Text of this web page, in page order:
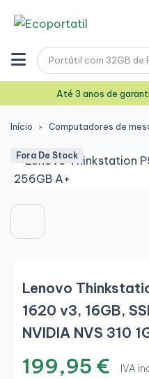
Até 3 anos de
Início Computadores de
Fora De Stock
Lenovo
1620 v3, 16GB,
NVIDIA NVS 310
199,95 € IVA